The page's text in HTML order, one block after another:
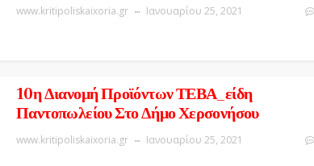
www.kritipoliskaixoria.gr Ιανουαρίου 25, 2021
10η Διανομή Προϊόντων ΤΕΒΑ_είδη
Παντοπωλείου Στο Δήμο Χερσονήσου
www.kritipoliskaixoria.gr Ιανουαρίου 25, 2021